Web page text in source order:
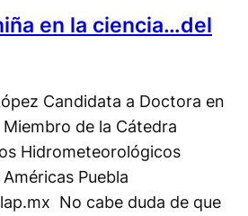
en la ciencia…del
Candidata a Doctora en
de la Cátedra
Hidrometeorológicos
Puebla
No cabe duda de que